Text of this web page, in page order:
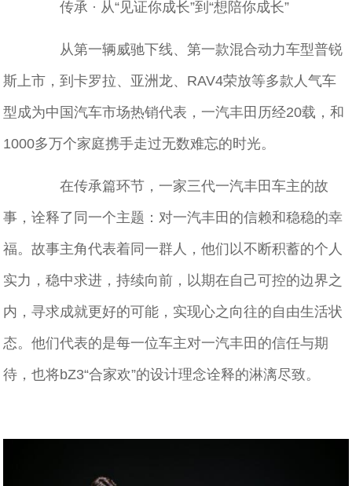
传承 · 从“见证你成长”到“想陪你成长”
从第一辆威驰下线、第一款混合动力车型普锐
斯上市，到卡罗拉、亚洲龙、RAV4荣放等多款人气车
型成为中国汽车市场热销代表，一汽丰田历经20载，和
1000多万个家庭携手走过无数难忘的时光。
在传承篇环节，一家三代一汽丰田车主的故
事，诠释了同一个主题：对一汽丰田的信赖和稳稳的幸
福。故事主角代表着同一群人，他们以不断积蓄的个人
实力，稳中求进，持续向前，以期在自己可控的边界之
内，寻求成就更好的可能，实现心之向往的自由生活状
态。他们代表的是每一位车主对一汽丰田的信任与期
待，也将bZ3“合家欢”的设计理念诠释的淋漓尽致。